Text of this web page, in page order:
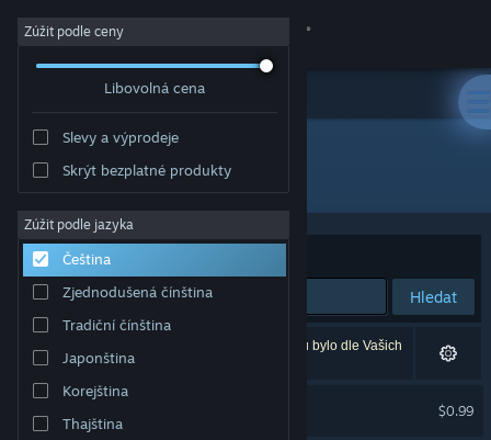
Přihlásit se
Komunita
Informace
Podpora
Změnit jazyk
Mobilní aplikace služby Steam
Desktopová verze stránky
Zúžit podle ceny
Libovolná cena
Slevy a výprodeje
Skrýt bezplatné produkty
Zúžit podle jazyka
Čeština
Zjednodušená čínština
Tradiční čínština
Japonština
Korejština
Thajština
Vydavatel: Primitive Realms
Seřadit podle
Hledat
Vašemu zadání odpovídá 1 výsledek. 2 produktů bylo dle Vašich
předvoleb vyloučeno z výsledků vyhledávání.
$0.99